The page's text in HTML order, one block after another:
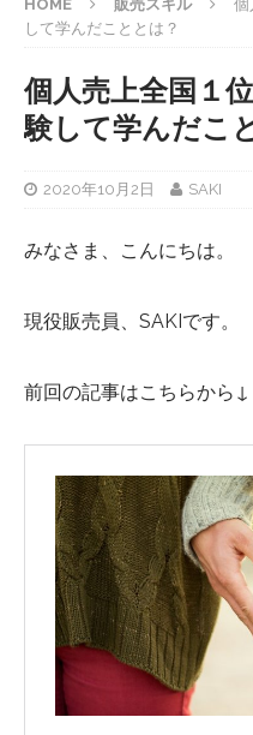
HOME 販売スキル
個
して学んだこととは？
個人売上全国１
験して学んだこ
2020年10月2日 SAKI
みなさま、こんにちは。
現役販売員、SAKIです。
前回の記事はこちらから↓